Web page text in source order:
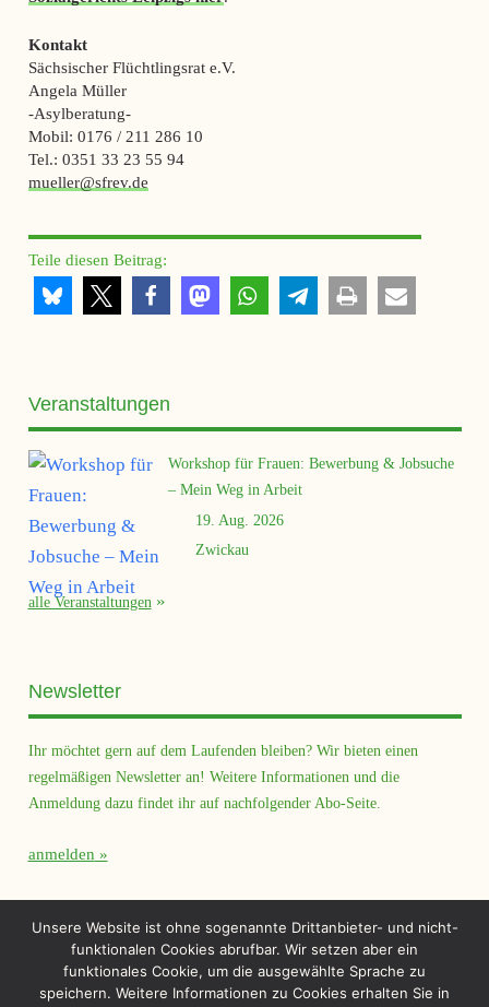
Kontakt
Sächsischer Flüchtlingsrat e.V.
Angela Müller
-Asylberatung-
Mobil: 0176 / 211 286 10
Tel.: 0351 33 23 55 94
mueller@sfrev.de
Teile diesen Beitrag:
Veranstaltungen
Workshop für Frauen: Bewerbung & Jobsuche
– Mein Weg in Arbeit
19. Aug. 2026
Zwickau
alle Veranstaltungen
Newsletter
Ihr möchtet gern auf dem Laufenden bleiben? Wir bieten einen
regelmäßigen Newsletter an! Weitere Informationen und die
Anmeldung dazu findet ihr auf nachfolgender Abo-Seite.
anmelden
Unsere Website ist ohne sogenannte Drittanbieter- und nicht-
funktionalen Cookies abrufbar. Wir setzen aber ein
funktionales Cookie, um die ausgewählte Sprache zu
speichern. Weitere Informationen zu Cookies erhalten Sie in